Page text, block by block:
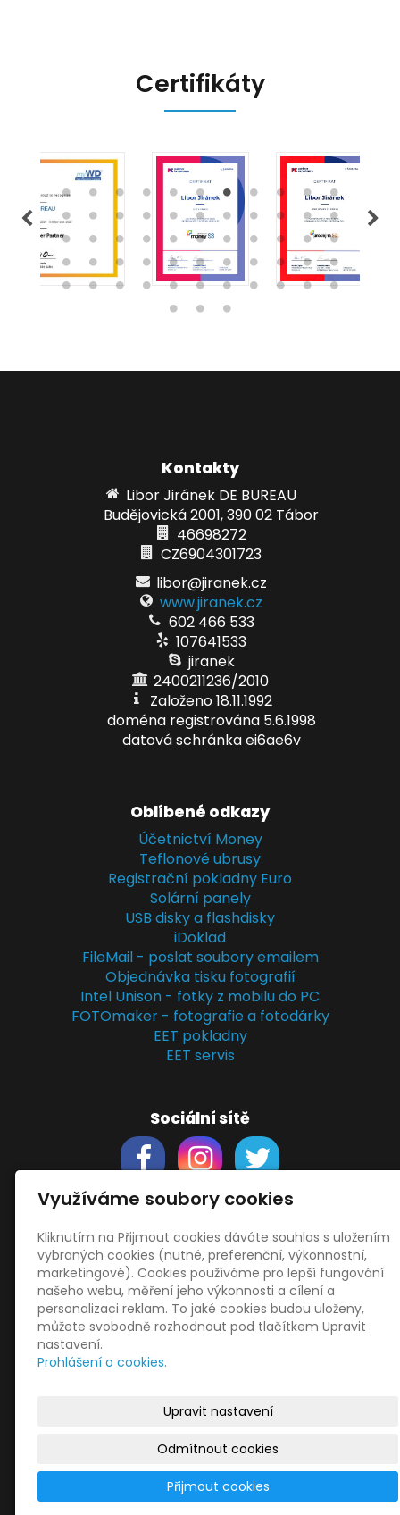
Certifikáty
Kontakty
Libor Jiránek DE BUREAU
Budějovická 2001, 390 02 Tábor
46698272
CZ6904301723
libor@jiranek.cz
www.jiranek.cz
602 466 533
107641533
jiranek
2400211236/2010
Založeno 18.11.1992
doména registrována 5.6.1998
datová schránka ei6ae6v
Oblíbené odkazy
Účetnictví Money
Teflonové ubrusy
Registrační pokladny Euro
Solární panely
USB disky a flashdisky
iDoklad
FileMail - poslat soubory emailem
Objednávka tisku fotografií
Intel Unison - fotky z mobilu do PC
FOTOmaker - fotografie a fotodárky
EET pokladny
EET servis
Sociální sítě
Support
Obchodní podmínky
Zásady zpracování osobních údajů
Obrázky použityvecteezy.com
adepositphotos.com
OneDrive
HopToDesk
© 2026Libor Jiránek DE BUREAU|Mapa webu
Využíváme soubory cookies
Kliknutím na Přijmout cookies dáváte souhlas s uložením
vybraných cookies (nutné, preferenční, výkonnostní,
marketingové). Cookies používáme pro lepší fungování
našeho webu, měření jeho výkonnosti a cílení a
personalizaci reklam. To jaké cookies budou uloženy,
můžete svobodně rozhodnout pod tlačítkem Upravit
nastavení.
Prohlášení o cookies.
Upravit nastavení
Odmítnout cookies
Přijmout cookies